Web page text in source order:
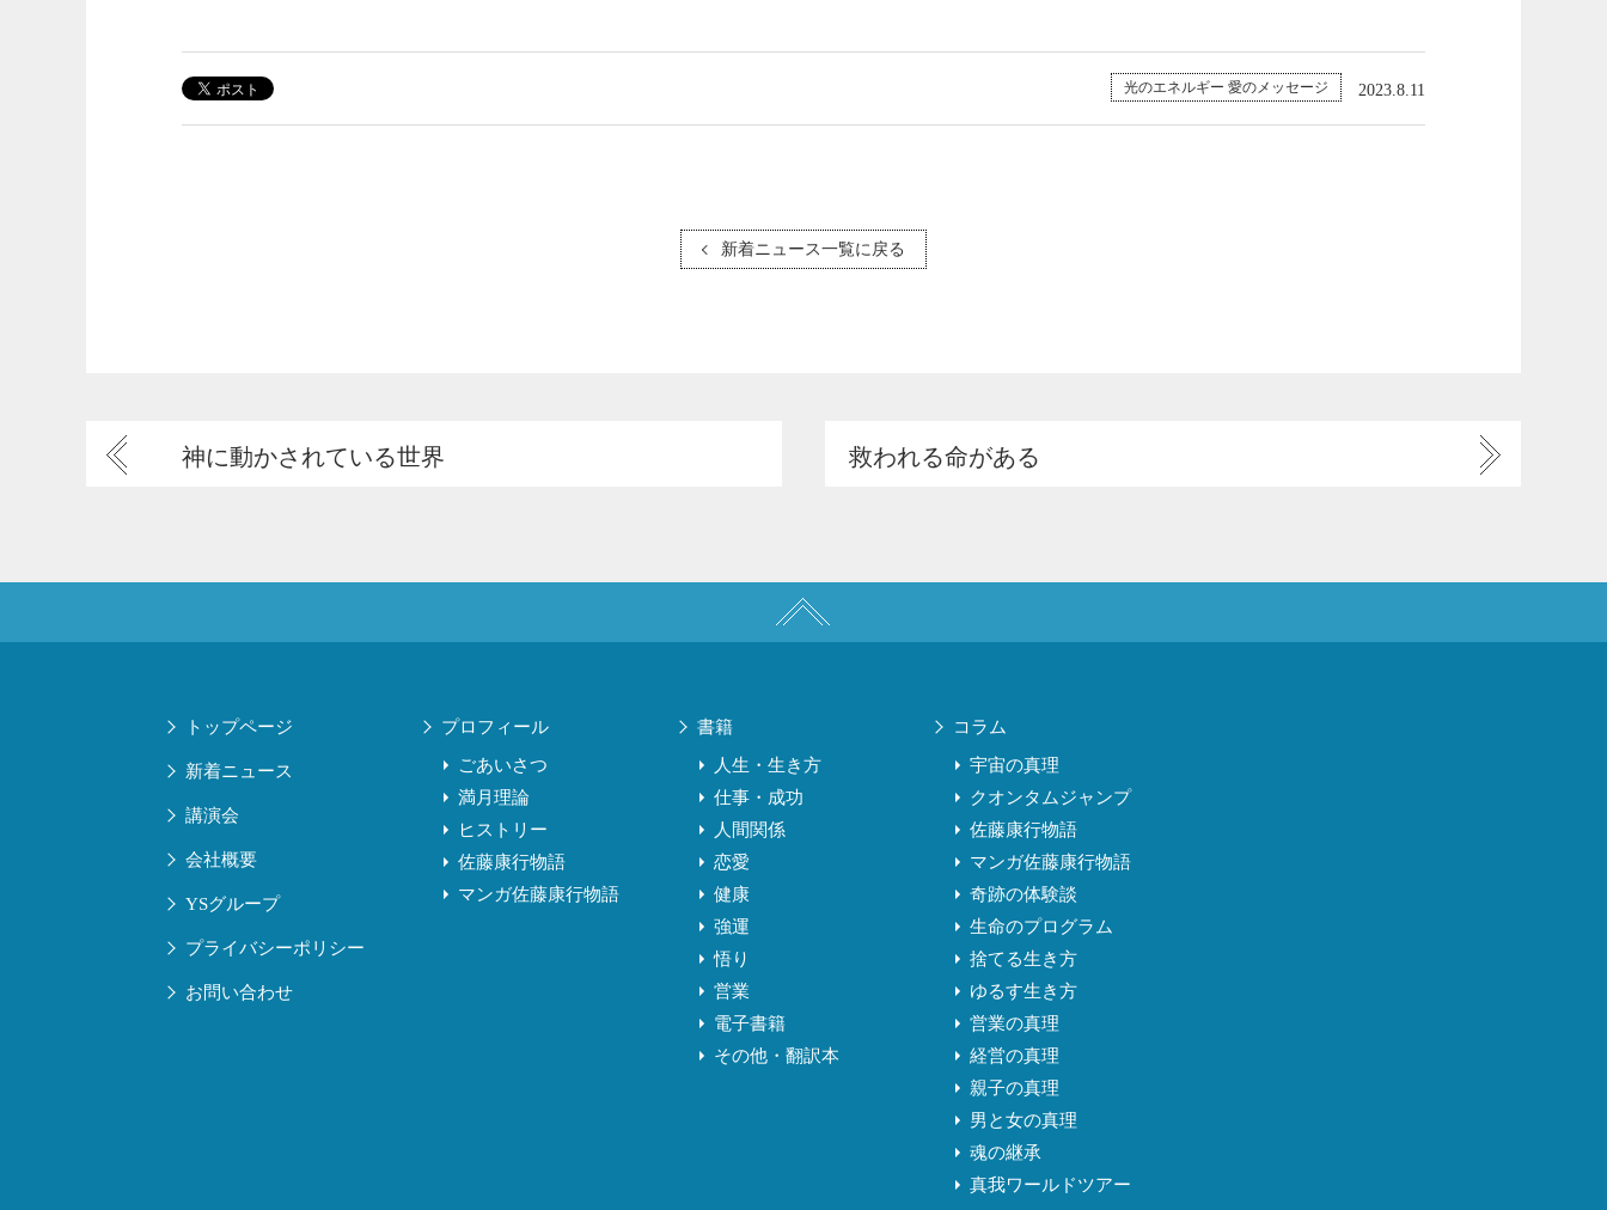
光のエネルギー 愛のメッセージ 2023.8.11
新着ニュース一覧に戻る
神に動かされている世界 救われる命がある
トップページ
新着ニュース
講演会
会社概要
YSグループ
プライバシーポリシー
お問い合わせ
プロフィール
ごあいさつ
満月理論
ヒストリー
佐藤康行物語
マンガ佐藤康行物語
書籍
人生・生き方
仕事・成功
人間関係
恋愛
健康
強運
悟り
営業
電子書籍
その他・翻訳本
コラム
宇宙の真理
クオンタムジャンプ
佐藤康行物語
マンガ佐藤康行物語
奇跡の体験談
生命のプログラム
捨てる生き方
ゆるす生き方
営業の真理
経営の真理
親子の真理
男と女の真理
魂の継承
真我ワールドツアー